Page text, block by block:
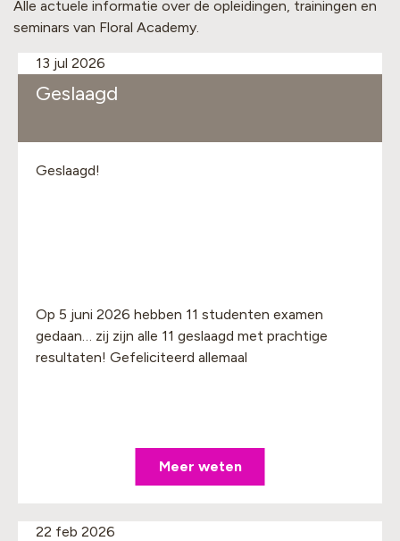
Alle actuele informatie over de opleidingen, trainingen en
seminars van Floral Academy.
13 jul 2026
Geslaagd
Geslaagd!
Op 5 juni 2026 hebben 11 studenten examen
gedaan… zij zijn alle 11 geslaagd met prachtige
resultaten! Gefeliciteerd allemaal
Meer weten
22 feb 2026